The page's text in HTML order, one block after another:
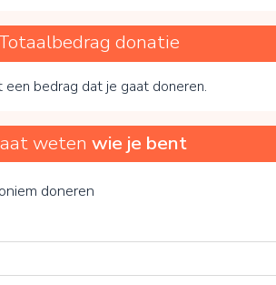
donatie
een bedrag dat je gaat doneren.
Kindertelefoon
weten wie je bent
doneren